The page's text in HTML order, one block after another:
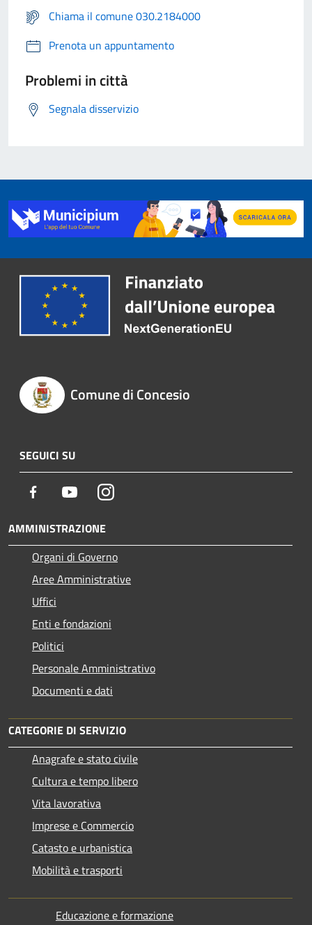
Chiama il comune 030.2184000
Prenota un appuntamento
Problemi in città
Segnala disservizio
Comune di Concesio
SEGUICI SU
Facebook YoutubeInstagram
AMMINISTRAZIONE
Organi di Governo
Aree Amministrative
Uffici
Enti e fondazioni
Politici
Personale Amministrativo
Documenti e dati
CATEGORIE DI SERVIZIO
Anagrafe e stato civile
Cultura e tempo libero
Vita lavorativa
Imprese e Commercio
Catasto e urbanistica
Mobilità e trasporti
Educazione e formazione